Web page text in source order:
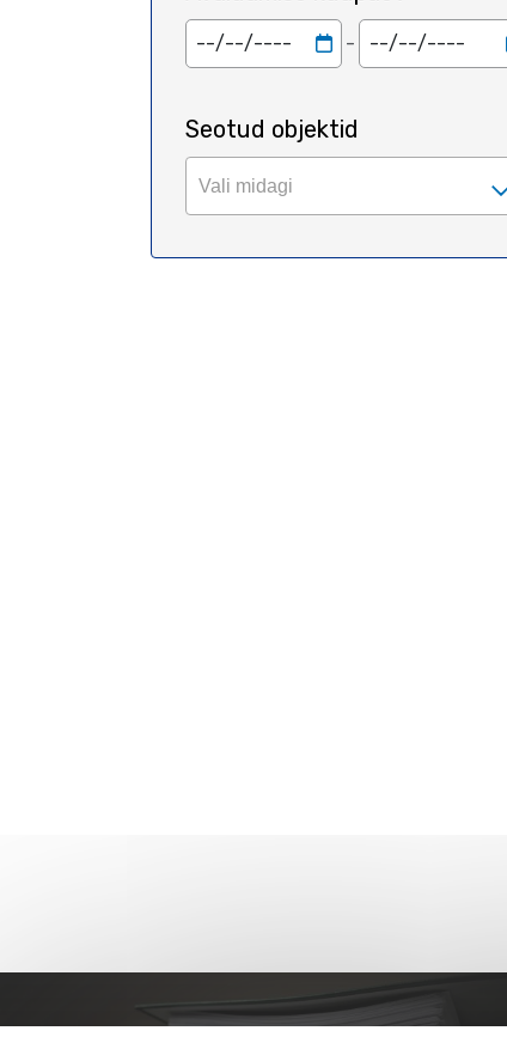
Empty Empty
Seotud objektid